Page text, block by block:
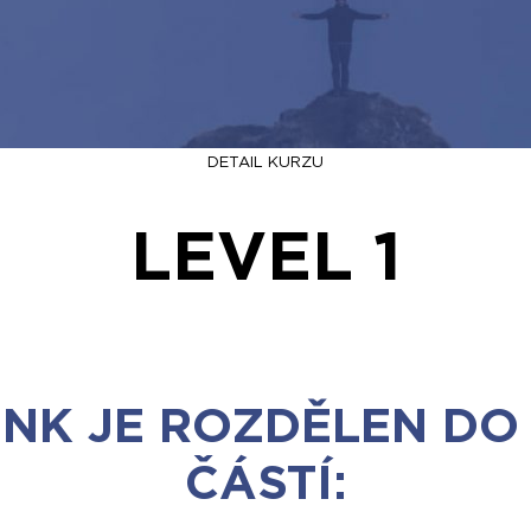
DETAIL KURZU
LEVEL 1
JE ROZDĚLEN
ČÁSTÍ: